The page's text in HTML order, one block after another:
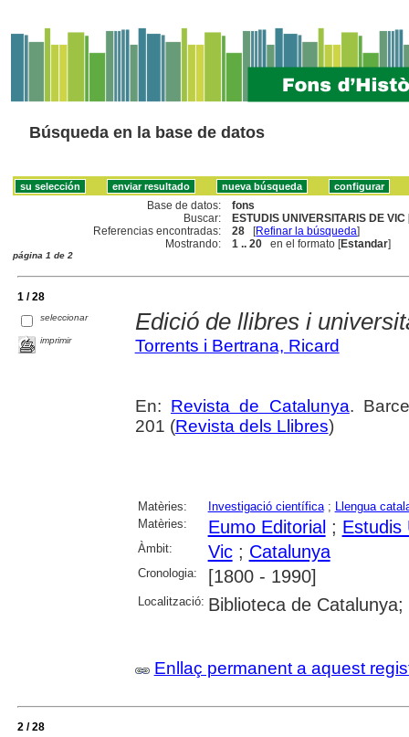
Búsqueda en la base de datos
Base de datos:
fons
Buscar:
ESTUDIS UNIVERSITARIS DE VIC
Referencias encontradas:
28 [Refinar la búsqueda]
Mostrando:
1 .. 20 en el formato [Estandar]
página 1 de 2
1 / 28
seleccionar
imprimir
Edició de llibres i
Torrents i Bertrana, Ricard
En: Revista de Catalunya.
201 (Revista dels Llibres)
Matèries: Investigació científica;
Llengua
Matèries:
Eumo Editorial ; Estudis
Àmbit: Vic; Catalunya
Cronologia: [1800 - 1990]
Localització: Biblioteca de
Enllaç permanent a aquest
2 / 28